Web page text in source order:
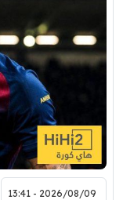
2026/08/09 - 13:41